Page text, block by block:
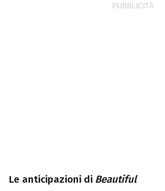
Le anticipazioni di Beautiful